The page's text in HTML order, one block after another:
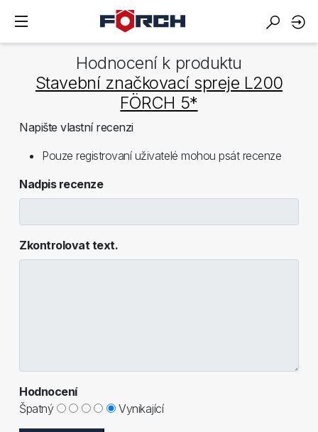
Hodnocení k produktu
Stavební značkovací spreje L200
FÖRCH 5*
Napište vlastní recenzi
Pouze registrovaní uživatelé mohou psát recenze
Nadpis recenze
Zkontrolovat text.
Hodnocení
Špatný
Vynikající